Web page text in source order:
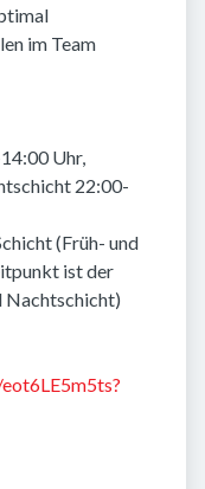
im Team
Uhr,
22:00-
(Früh- und
ist der
Nachtschicht)